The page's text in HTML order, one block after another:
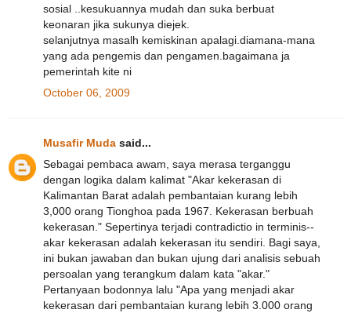
sosial ..kesukuannya mudah dan suka berbuat
keonaran jika sukunya diejek.
selanjutnya masalh kemiskinan apalagi.diamana-mana
yang ada pengemis dan pengamen.bagaimana ja
pemerintah kite ni
October 06, 2009
Musafir Muda said...
Sebagai pembaca awam, saya merasa terganggu
dengan logika dalam kalimat "Akar kekerasan di
Kalimantan Barat adalah pembantaian kurang lebih
3,000 orang Tionghoa pada 1967. Kekerasan berbuah
kekerasan." Sepertinya terjadi contradictio in terminis--
akar kekerasan adalah kekerasan itu sendiri. Bagi saya,
ini bukan jawaban dan bukan ujung dari analisis sebuah
persoalan yang terangkum dalam kata "akar."
Pertanyaan bodonnya lalu "Apa yang menjadi akar
kekerasan dari pembantaian kurang lebih 3.000 orang